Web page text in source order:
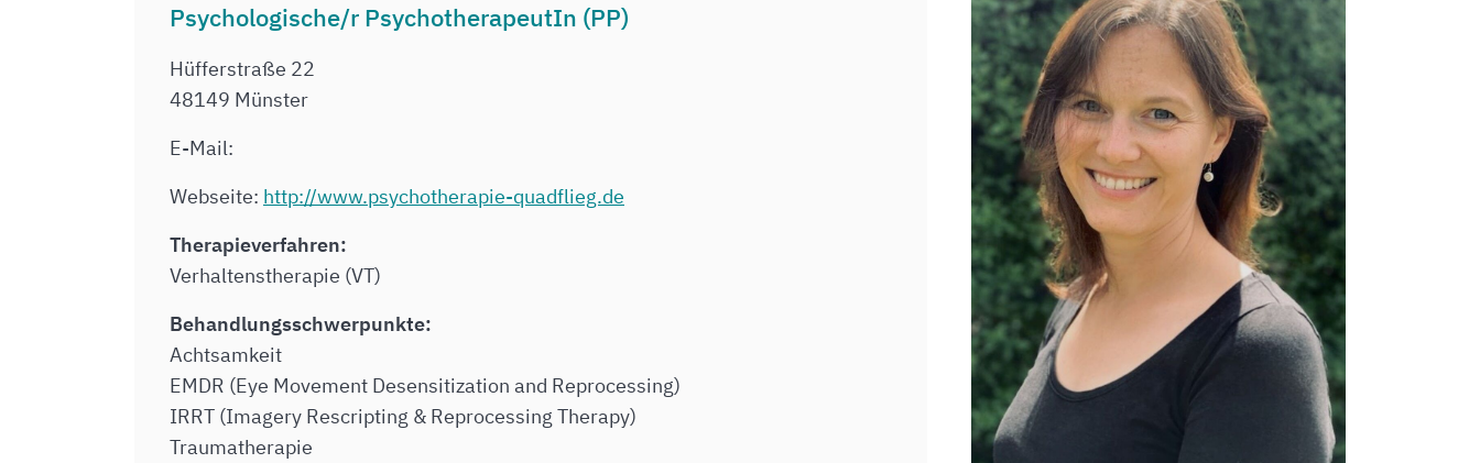
Psychologische/r PsychotherapeutIn (PP)
Hüfferstraße 22
48149 Münster
E-Mail:
Webseite: http://www.psychotherapie-quadflieg.de
Therapieverfahren:
Verhaltenstherapie (VT)
Behandlungsschwerpunkte:
Achtsamkeit
EMDR (Eye Movement Desensitization and Reprocessing)
IRRT (Imagery Rescripting & Reprocessing Therapy)
Traumatherapie